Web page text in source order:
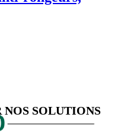
NOS SOLUTIONS